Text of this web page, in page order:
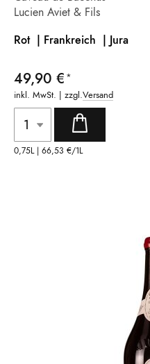
Lucien Aviet & Fils
Rot | Frankreich | Jura
49,90 €
inkl. MwSt. | zzgl.Versand
0,75L | 66,53 €/1L